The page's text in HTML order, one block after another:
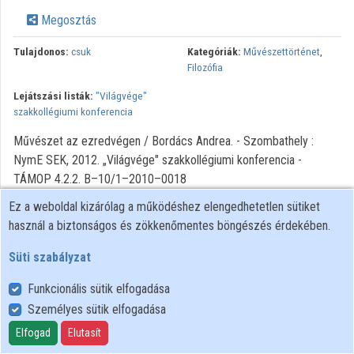
Intézményi listák
Intézmények
Megosztás
Tulajdonos: csuk Kategóriák: Művészettörténet,
Filozófia
Lejátszási listák: "Világvége"
szakkollégiumi konferencia
Művészet az ezredvégen / Bordács Andrea. - Szombathely :
NymE SEK, 2012. „Világvége" szakkollégiumi konferencia -
TÁMOP 4.2.2. B–10/1–2010–0018
Felhasználói szabályzat
Adatkezelési tájékoztató
Süti szabályzat
Ez a weboldal kizárólag a működéshez elengedhetetlen sütiket
használ a biztonságos és zökkenőmentes böngészés érdekében.
Süti szabályzat
Funkcionális sütik elfogadása
Személyes sütik elfogadása
Elfogad Elutasít